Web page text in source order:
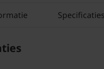
Specificaties